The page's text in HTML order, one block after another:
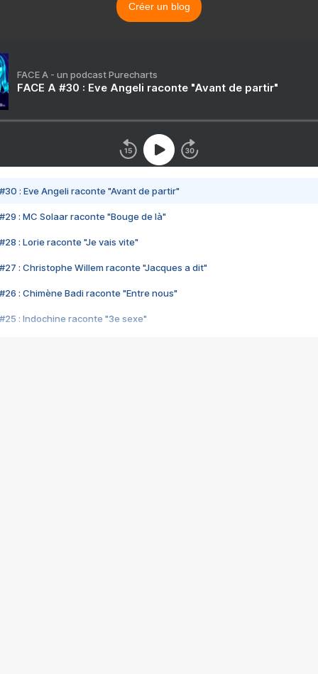
Créer un blog
FACE A - un podcast Purecharts
FACE A #30 : Eve Angeli raconte "Avant de partir"
#30 : Eve Angeli raconte "Avant de partir"
#29 : MC Solaar raconte "Bouge de là"
#28 : Lorie raconte "Je vais vite"
#27 : Christophe Willem raconte "Jacques a dit"
#26 : Chimène Badi raconte "Entre nous"
#25 : Indochine raconte "3e sexe"